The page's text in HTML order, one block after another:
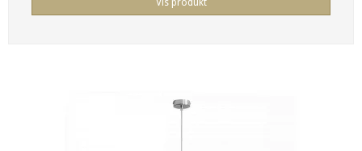
Vis produkt